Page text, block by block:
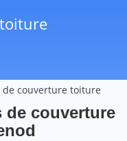
couverture toiture
de couverture